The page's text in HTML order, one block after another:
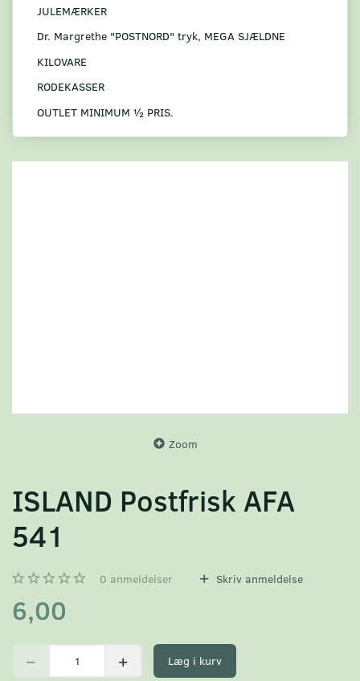
JULEMÆRKER
Dr. Margrethe "POSTNORD" tryk, MEGA SJÆLDNE
KILOVARE
RODEKASSER
OUTLET MINIMUM ½ PRIS.
Zoom
ISLAND Postfrisk AFA
541
0 anmeldelser Skriv anmeldelse
6,00
Læg i kurv